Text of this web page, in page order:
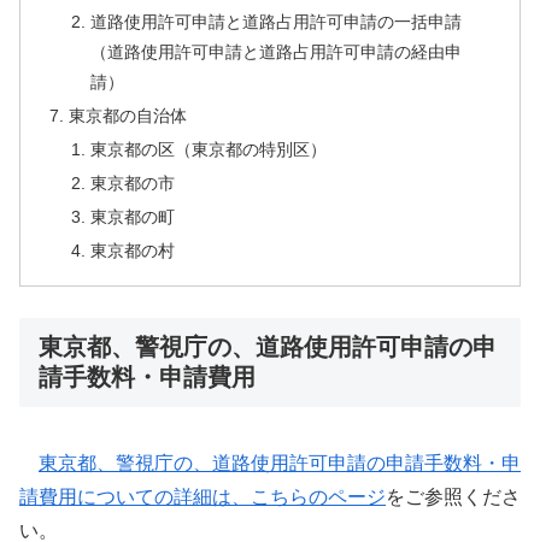
道路使用許可申請と道路占用許可申請の一括申請
（道路使用許可申請と道路占用許可申請の経由申
請）
東京都の自治体
東京都の区（東京都の特別区）
東京都の市
東京都の町
東京都の村
東京都、警視庁の、道路使用許可申請の申
請手数料・申請費用
東京都、警視庁の、道路使用許可申請の申請手数料・申
請費用についての詳細は、こちらのページをご参照くださ
い。